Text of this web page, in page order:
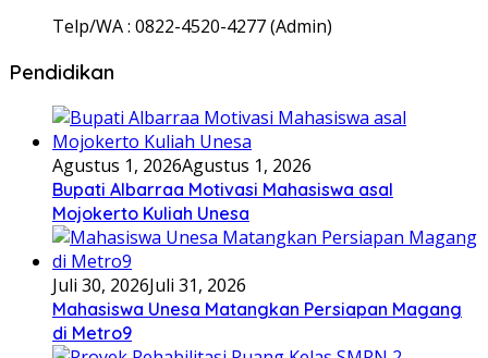
Telp/WA : 0822-4520-4277 (Admin)
Pendidikan
Agustus 1, 2026Agustus 1, 2026
Bupati Albarraa Motivasi Mahasiswa asal
Mojokerto Kuliah Unesa
Juli 30, 2026Juli 31, 2026
Mahasiswa Unesa Matangkan Persiapan Magang
di Metro9